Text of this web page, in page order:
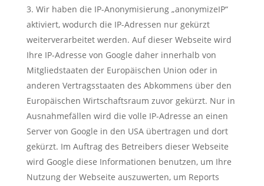
Wir haben die IP-Anonymisierung „anonymizeIP“
aktiviert, wodurch die IP-Adressen nur gekürzt
weiterverarbeitet werden. Auf dieser Webseite wird
Ihre IP-Adresse von Google daher innerhalb von
Mitgliedstaaten der Europäischen Union oder in
anderen Vertragsstaaten des Abkommens über den
Europäischen Wirtschaftsraum zuvor gekürzt. Nur in
Ausnahmefällen wird die volle IP-Adresse an einen
Server von Google in den USA übertragen und dort
gekürzt. Im Auftrag des Betreibers dieser Webseite
wird Google diese Informationen benutzen, um Ihre
Nutzung der Webseite auszuwerten, um Reports